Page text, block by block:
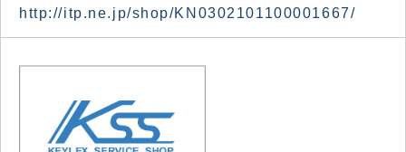
http://itp.ne.jp/shop/KN0302101100001667/